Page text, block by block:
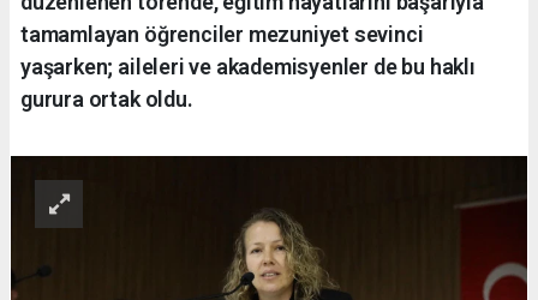
tamamlayan öğrenciler mezuniyet sevinci
yaşarken; aileleri ve akademisyenler de bu haklı
gurura ortak oldu.